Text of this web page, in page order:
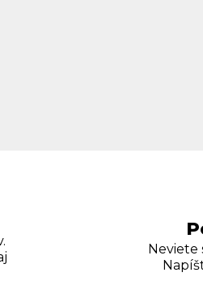
Neviete